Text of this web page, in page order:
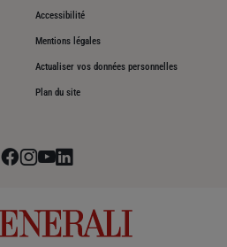
Accessibilité
Mentions légales
Actualiser vos données personnelles
Plan du site
Aller sur la page facebook de Generali
Aller sur la page instagram de Generali
Aller sur la page youtube de Generali
Aller sur la page linkedin de